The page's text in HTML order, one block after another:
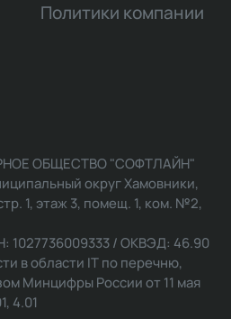
Политики компании
ОБЩЕСТВО "СОФТЛАЙН"
округ Хамовники,
1, этаж 3, помещ. 1, ком. №2,
1027736009333 / ОКВЭД: 46.90
в области IT по перечню,
Минцифры России от 11 мая
4.01